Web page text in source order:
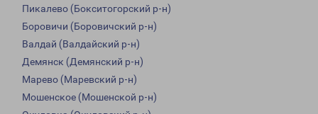
Пикалево (Бокситогорский р-н)
Боровичи (Боровичский р-н)
Валдай (Валдайский р-н)
Демянск (Демянский р-н)
Марево (Маревский р-н)
Мошенское (Мошенской р-н)